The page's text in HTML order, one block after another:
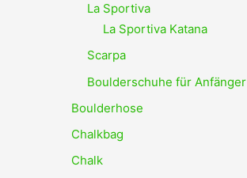
La Sportiva
La Sportiva Katana
Scarpa
Boulderschuhe für Anfänger
Boulderhose
Chalkbag
Chalk